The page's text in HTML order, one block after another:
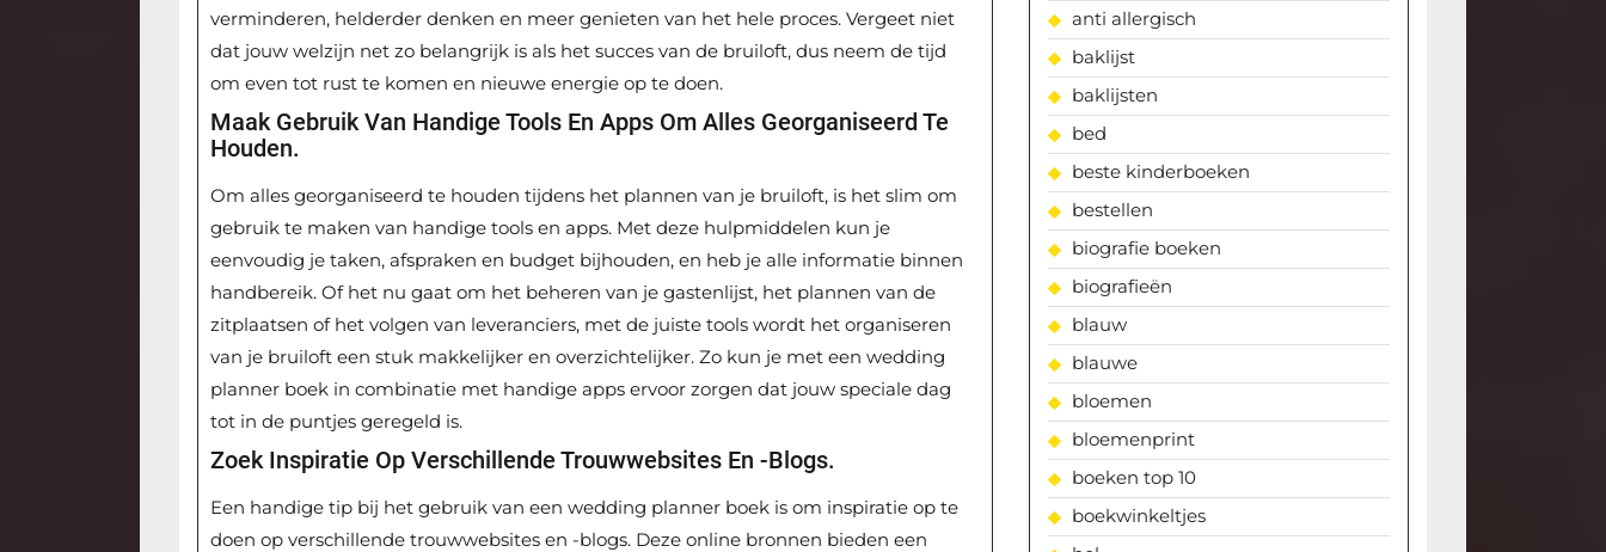
verminderen, helderder denken en meer genieten van het hele proces. Vergeet niet
dat jouw welzijn net zo belangrijk is als het succes van de bruiloft, dus neem de tijd
om even tot rust te komen en nieuwe energie op te doen.
Maak Gebruik Van Handige Tools En Apps Om Alles Georganiseerd Te
Houden.
Om alles georganiseerd te houden tijdens het plannen van je bruiloft, is het slim om
gebruik te maken van handige tools en apps. Met deze hulpmiddelen kun je
eenvoudig je taken, afspraken en budget bijhouden, en heb je alle informatie binnen
handbereik. Of het nu gaat om het beheren van je gastenlijst, het plannen van de
zitplaatsen of het volgen van leveranciers, met de juiste tools wordt het organiseren
van je bruiloft een stuk makkelijker en overzichtelijker. Zo kun je met een wedding
planner boek in combinatie met handige apps ervoor zorgen dat jouw speciale dag
tot in de puntjes geregeld is.
Zoek Inspiratie Op Verschillende Trouwwebsites En -blogs.
Een handige tip bij het gebruik van een wedding planner boek is om inspiratie op te
doen op verschillende trouwwebsites en -blogs. Deze online bronnen bieden een
anti allergisch
baklijst
baklijsten
bed
beste kinderboeken
bestellen
biografie boeken
biografieën
blauw
blauwe
bloemen
bloemenprint
boeken top 10
boekwinkeltjes